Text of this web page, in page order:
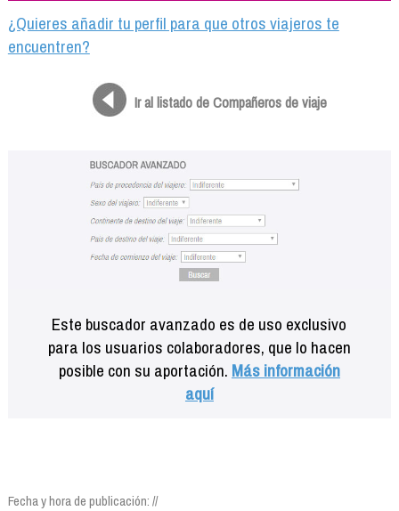
Compañeros de viaje
¿Quieres añadir tu perfil para que otros viajeros te
encuentren?
Ir al listado de Compañeros de viaje
Este buscador avanzado es de uso exclusivo
para los usuarios colaboradores, que lo hacen
posible con su aportación. Más información
aquí
Fecha y hora de publicación: //